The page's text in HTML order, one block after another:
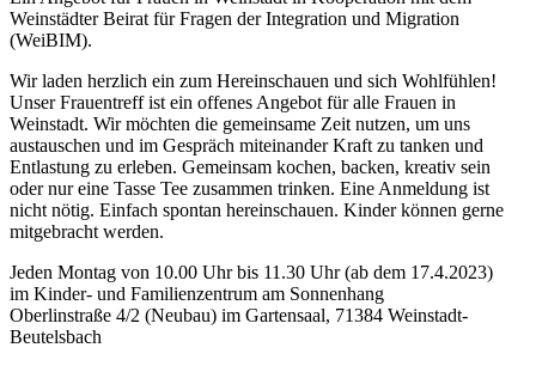
Weinstädter Beirat für Fragen der Integration und Migration
(WeiBIM).
Wir laden herzlich ein zum Hereinschauen und sich Wohlfühlen!
Unser Frauentreff ist ein offenes Angebot für alle Frauen in
Weinstadt. Wir möchten die gemeinsame Zeit nutzen, um uns
austauschen und im Gespräch miteinander Kraft zu tanken und
Entlastung zu erleben. Gemeinsam kochen, backen, kreativ sein
oder nur eine Tasse Tee zusammen trinken. Eine Anmeldung ist
nicht nötig. Einfach spontan hereinschauen. Kinder können gerne
mitgebracht werden.
Jeden Montag von 10.00 Uhr bis 11.30 Uhr (ab dem 17.4.2023)
im Kinder- und Familienzentrum am Sonnenhang
Oberlinstraße 4/2 (Neubau) im Gartensaal, 71384 Weinstadt-
Beutelsbach